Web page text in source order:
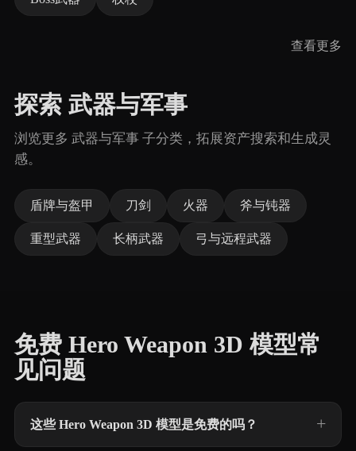
查看更多
探索 武器与军事
浏览更多 武器与军事 子分类，拓展资产搜索和生成灵
感。
盾牌与盔甲 刀剑 火器 斧与钝器
重型武器 长柄武器 弓与远程武器
免费 Hero Weapon 3D 模型常
见问题
这些 Hero Weapon 3D 模型是免费的吗？